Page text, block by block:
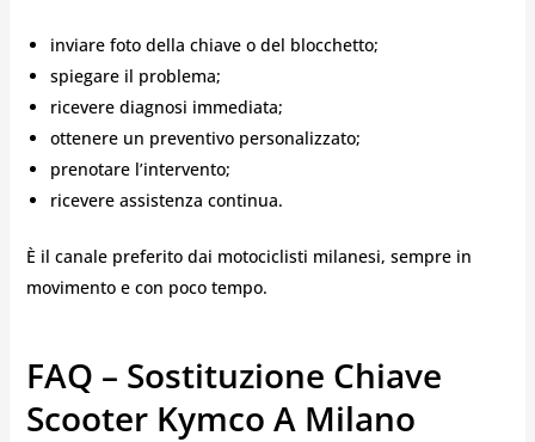
inviare foto della chiave o del blocchetto;
spiegare il problema;
ricevere diagnosi immediata;
ottenere un preventivo personalizzato;
prenotare l’intervento;
ricevere assistenza continua.
È il canale preferito dai motociclisti milanesi, sempre in
movimento e con poco tempo.
FAQ – Sostituzione Chiave
Scooter Kymco A Milano